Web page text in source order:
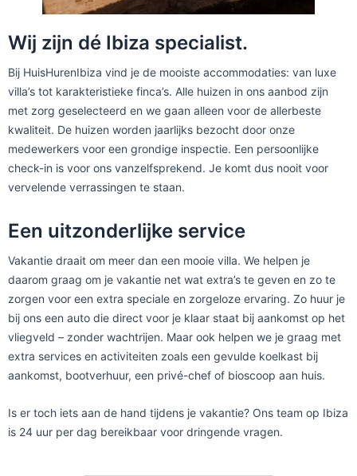
Wij zijn dé Ibiza specialist.
Bij HuisHurenIbiza vind je de mooiste accommodaties: van luxe
villa’s tot karakteristieke finca’s. Alle huizen in ons aanbod zijn
met zorg geselecteerd en we gaan alleen voor de allerbeste
kwaliteit. De huizen worden jaarlijks bezocht door onze
medewerkers voor een grondige inspectie. Een persoonlijke
check-in is voor ons vanzelfsprekend. Je komt dus nooit voor
vervelende verrassingen te staan.
Een uitzonderlijke service
Vakantie draait om meer dan een mooie villa. We helpen je
daarom graag om je vakantie net wat extra’s te geven en zo te
zorgen voor een extra speciale en zorgeloze ervaring. Zo huur je
bij ons een auto die direct voor je klaar staat bij aankomst op het
vliegveld – zonder wachtrijen. Maar ook helpen we je graag met
extra services en activiteiten zoals een gevulde koelkast bij
aankomst, bootverhuur, een privé-chef of bioscoop aan huis.
Is er toch iets aan de hand tijdens je vakantie? Ons team op Ibiza
is 24 uur per dag bereikbaar voor dringende vragen.